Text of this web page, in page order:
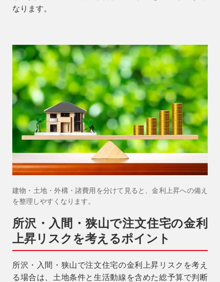
なります。
建物・土地・外構・諸費用を分けて見ると、金利上昇への備え
を整理しやすくなります。
所沢・入間・狭山で注文住宅の金利
上昇リスクを考えるポイント
所沢・入間・狭山で注文住宅の金利上昇リスクを考え
る場合は、土地条件と生活動線を含めた総予算で判断
営業時間 9時〜18時
（定休／水曜日）
注文住宅
0120-70-1212
リフォーム
0120-37-7611
アフターメンテナンス
04-2950-7171
事業用
04-2968-5522